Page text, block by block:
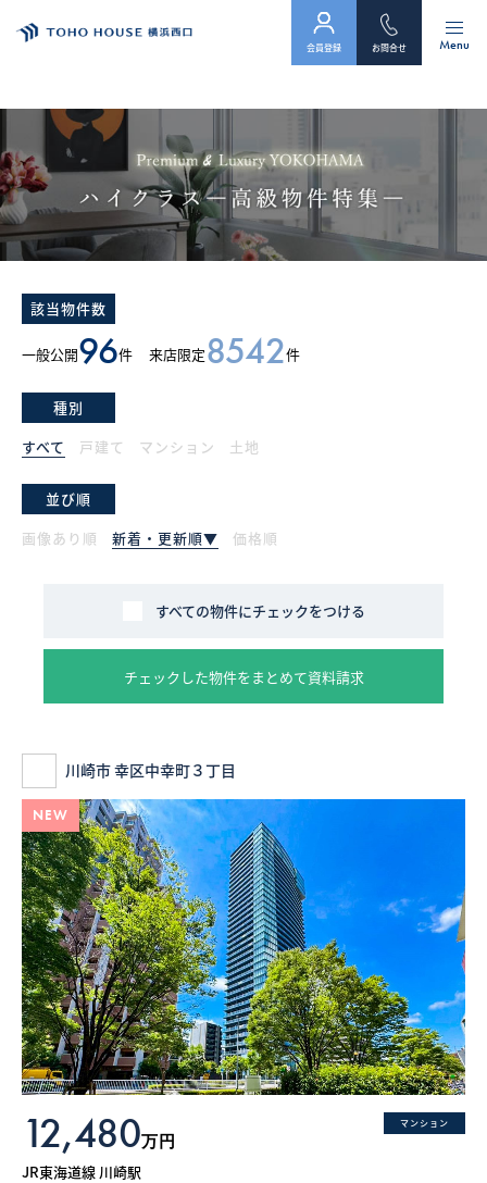
トップ
物件検索
会員フォーム
会社案内
お客様の声
お知らせ
採用情報
サイトマップ
お気に入り物件一覧
What’s MIRAKARE
スペシャルムービーを見る
Menu
お問合せ
会員登録
該当物件数
一般公開96件 来店限定8542件
種別
すべて
戸建て マンション 土地
並び順
画像あり順
新着・更新順▼ 価格順
すべての物件にチェックをつける
チェックした物件をまとめて資料請求
川崎市 幸区中幸町３丁目
NEW
マンション
12,480万円
JR東海道線 川崎駅